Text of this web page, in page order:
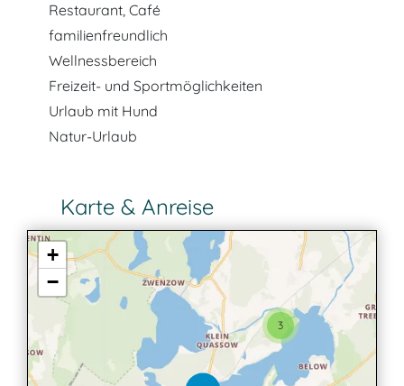
Restaurant, Café
familienfreundlich
Wellnessbereich
Freizeit- und Sportmöglichkeiten
Urlaub mit Hund
Natur-Urlaub
Karte & Anreise
3
+
−